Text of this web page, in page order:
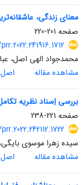
معنای زندگی،
صفحه 201-220
محمدجواد الهی اصل،
مشاهده مقاله
اصل
بررسی اِسناد نظریه
صفحه 221-238
سیده زهرا موسوی
مشاهده مقاله
اصل